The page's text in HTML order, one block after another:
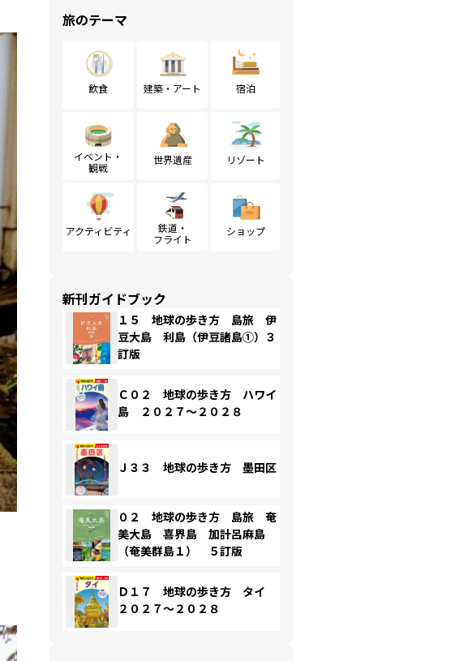
旅のテーマ
飲食 建築・アート 宿泊
イベント・
観戦
世界遺産 リゾート
アクティビティ
鉄道・
フライト
ショップ
新刊ガイドブック
１５ 地球の歩き方 島旅 伊
豆大島 利島（伊豆諸島①）３
訂版
Ｃ０２ 地球の歩き方 ハワイ
島 ２０２７～２０２８
Ｊ３３ 地球の歩き方 墨田区
０２ 地球の歩き方 島旅 奄
美大島 喜界島 加計呂麻島
（奄美群島１） ５訂版
Ｄ１７ 地球の歩き方 タイ
２０２７～２０２８